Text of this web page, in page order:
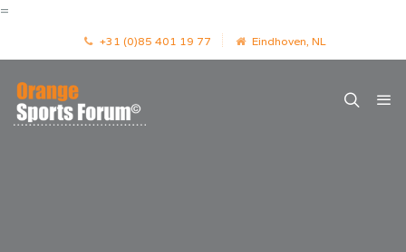
=
+31 (0)85 401 19 77 Eindhoven, NL